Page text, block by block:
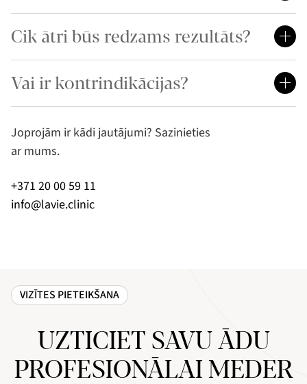
Joprojām ir kādi jautājumi? Sazinieties
ar mums.
+371 20 00 59 11
info@lavie.clinic
Cik ātri būs redzams rezultāts?
Vai ir kontrindikācijas?
VIZĪTES PIETEIKŠANA
UZTICIET SAVU ĀDU
PROFESIONĀLAI MEDER